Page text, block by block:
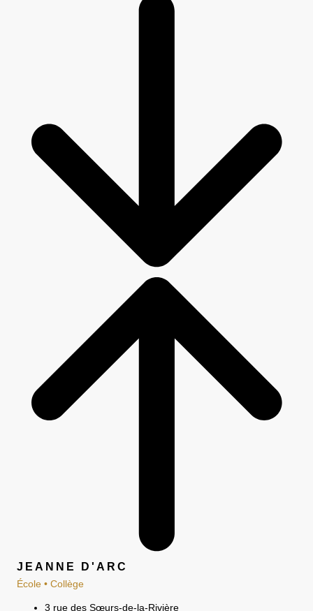
JEANNE D'ARC
École • Collège
3 rue des Sœurs-de-la-Rivière